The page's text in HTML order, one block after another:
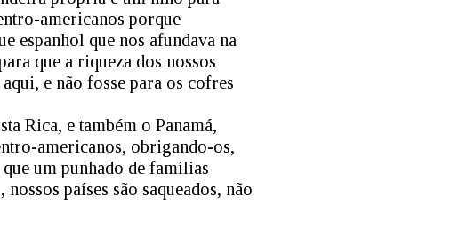
americanos porque
espanhol que nos afundava na
que a riqueza dos nossos
e não fosse para os cofres
Rica, e também o Panamá,
americanos, obrigando-os,
um punhado de famílias
países são saqueados, não